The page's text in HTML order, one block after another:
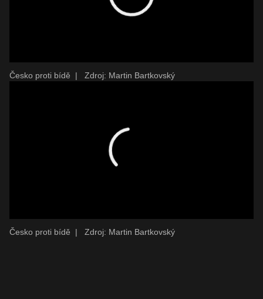
Česko proti bídě | Zdroj: Martin Bartkovský
Česko proti bídě | Zdroj: Martin Bartkovský